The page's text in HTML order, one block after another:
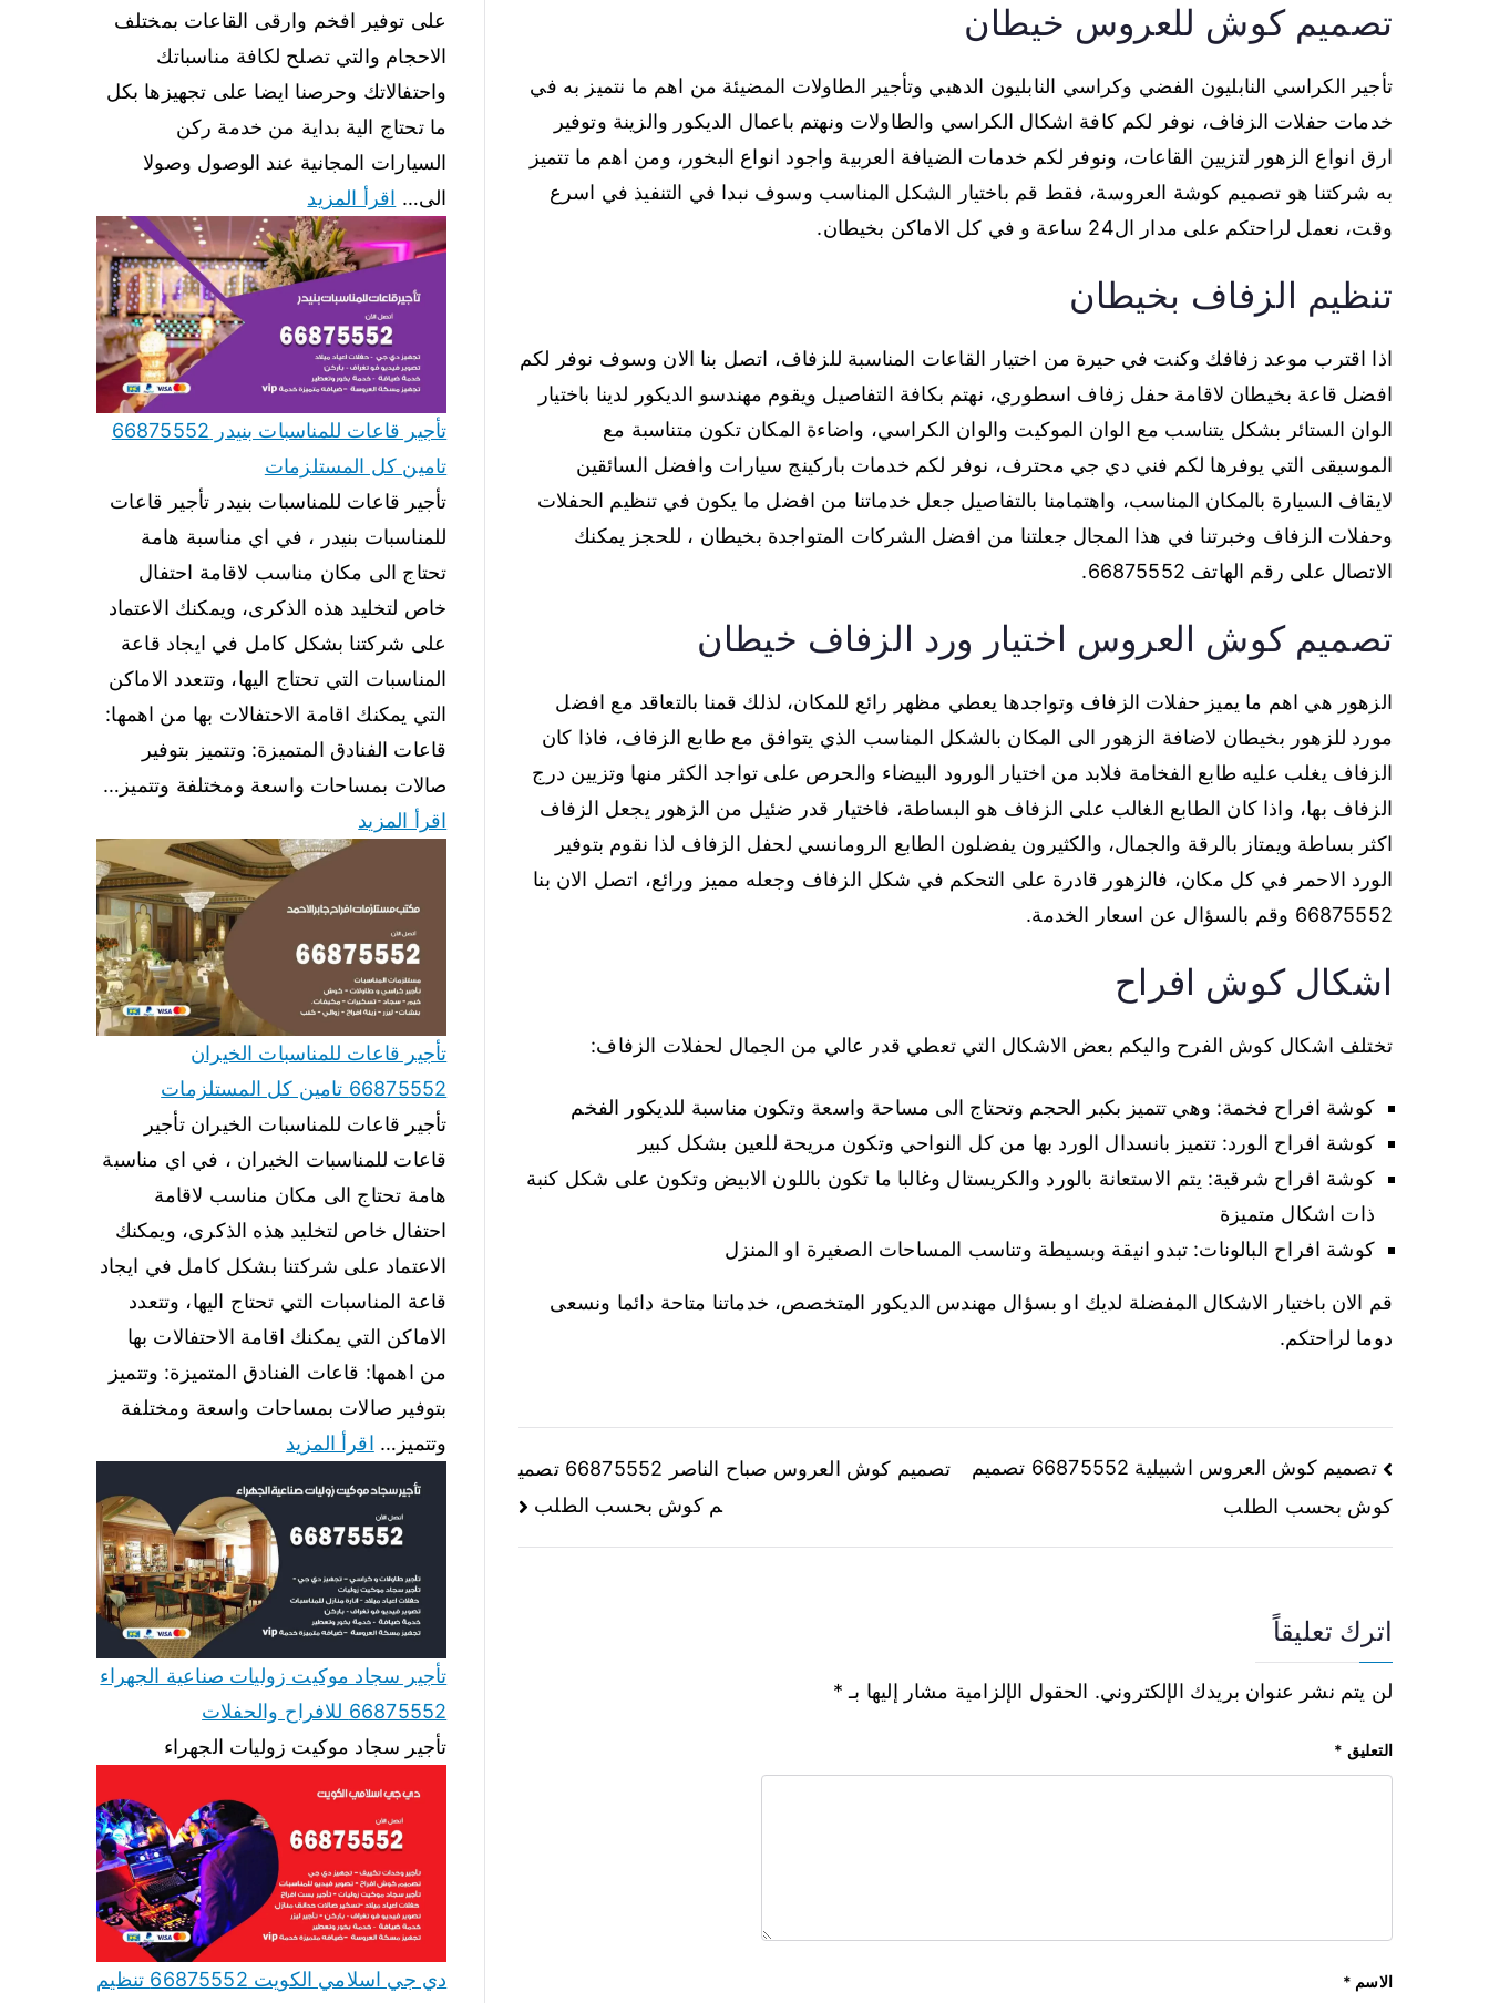
تصميم كوش للعروس خيطان
تأجير الكراسي النابليون الفضي وكراسي النابليون الدهبي وتأجير الطاولات المضيئة من اهم ما نتميز به في
خدمات حفلات الزفاف، نوفر لكم كافة اشكال الكراسي والطاولات ونهتم باعمال الديكور والزينة وتوفير
ارق انواع الزهور لتزيين القاعات، ونوفر لكم خدمات الضيافة العربية واجود انواع البخور، ومن اهم ما تتميز
به شركتنا هو تصميم كوشة العروسة، فقط قم باختيار الشكل المناسب وسوف نبدا في التنفيذ في اسرع
وقت، نعمل لراحتكم على مدار ال24 ساعة و في كل الاماكن بخيطان.
تنظيم الزفاف بخيطان
اذا اقترب موعد زفافك وكنت في حيرة من اختيار القاعات المناسبة للزفاف، اتصل بنا الان وسوف نوفر لكم
افضل قاعة بخيطان لاقامة حفل زفاف اسطوري، نهتم بكافة التفاصيل ويقوم مهندسو الديكور لدينا باختيار
الوان الستائر بشكل يتناسب مع الوان الموكيت والوان الكراسي، واضاءة المكان تكون متناسبة مع
الموسيقى التي يوفرها لكم فني دي جي محترف، نوفر لكم خدمات باركينج سيارات وافضل السائقين
لايقاف السيارة بالمكان المناسب، واهتمامنا بالتفاصيل جعل خدماتنا من افضل ما يكون في تنظيم الحفلات
وحفلات الزفاف وخبرتنا في هذا المجال جعلتنا من افضل الشركات المتواجدة بخيطان ، للحجز يمكنك
الاتصال على رقم الهاتف 66875552.
تصميم كوش العروس اختيار ورد الزفاف خيطان
الزهور هي اهم ما يميز حفلات الزفاف وتواجدها يعطي مظهر رائع للمكان، لذلك قمنا بالتعاقد مع افضل
مورد للزهور بخيطان لاضافة الزهور الى المكان بالشكل المناسب الذي يتوافق مع طابع الزفاف، فاذا كان
الزفاف يغلب عليه طابع الفخامة فلابد من اختيار الورود البيضاء والحرص على تواجد الكثر منها وتزيين درج
الزفاف بها، واذا كان الطابع الغالب على الزفاف هو البساطة، فاختيار قدر ضئيل من الزهور يجعل الزفاف
اكثر بساطة ويمتاز بالرقة والجمال، والكثيرون يفضلون الطابع الرومانسي لحفل الزفاف لذا نقوم بتوفير
الورد الاحمر في كل مكان، فالزهور قادرة على التحكم في شكل الزفاف وجعله مميز ورائع، اتصل الان بنا
66875552 وقم بالسؤال عن اسعار الخدمة.
اشكال كوش افراح
تختلف اشكال كوش الفرح واليكم بعض الاشكال التي تعطي قدر عالي من الجمال لحفلات الزفاف:
كوشة افراح فخمة: وهي تتميز بكبر الحجم وتحتاج الى مساحة واسعة وتكون مناسبة للديكور الفخم
كوشة افراح الورد: تتميز بانسدال الورد بها من كل النواحي وتكون مريحة للعين بشكل كبير
كوشة افراح شرقية: يتم الاستعانة بالورد والكريستال وغالبا ما تكون باللون الابيض وتكون على شكل كنبة
ذات اشكال متميزة
كوشة افراح البالونات: تبدو انيقة وبسيطة وتناسب المساحات الصغيرة او المنزل
قم الان باختيار الاشكال المفضلة لديك او بسؤال مهندس الديكور المتخصص، خدماتنا متاحة دائما ونسعى
دوما لراحتكم.
تصميم كوش العروس اشبيلية 66875552 تصميم
كوش بحسب الطلب
تصميم كوش العروس صباح الناصر 66875552 تصمي
م كوش بحسب الطلب
اترك تعليقاً
لن يتم نشر عنوان بريدك الإلكتروني. الحقول الإلزامية مشار إليها بـ *
التعليق *
الاسم *
على توفير افخم وارقى القاعات بمختلف
الاحجام والتي تصلح لكافة مناسباتك
واحتفالاتك وحرصنا ايضا على تجهيزها بكل
ما تحتاج الية بداية من خدمة ركن
السيارات المجانية عند الوصول وصولا
الى… اقرأ المزيد
تأجير قاعات للمناسبات بنيدر 66875552
تامين كل المستلزمات
تأجير قاعات للمناسبات بنيدر تأجير قاعات
للمناسبات بنيدر ، في اي مناسبة هامة
تحتاج الى مكان مناسب لاقامة احتفال
خاص لتخليد هذه الذكرى، ويمكنك الاعتماد
على شركتنا بشكل كامل في ايجاد قاعة
المناسبات التي تحتاج اليها، وتتعدد الاماكن
التي يمكنك اقامة الاحتفالات بها من اهمها:
قاعات الفنادق المتميزة: وتتميز بتوفير
صالات بمساحات واسعة ومختلفة وتتميز…
اقرأ المزيد
تأجير قاعات للمناسبات الخيران
66875552 تامين كل المستلزمات
تأجير قاعات للمناسبات الخيران تأجير
قاعات للمناسبات الخيران ، في اي مناسبة
هامة تحتاج الى مكان مناسب لاقامة
احتفال خاص لتخليد هذه الذكرى، ويمكنك
الاعتماد على شركتنا بشكل كامل في ايجاد
قاعة المناسبات التي تحتاج اليها، وتتعدد
الاماكن التي يمكنك اقامة الاحتفالات بها
من اهمها: قاعات الفنادق المتميزة: وتتميز
بتوفير صالات بمساحات واسعة ومختلفة
وتتميز… اقرأ المزيد
تأجير سجاد موكيت زوليات صناعية الجهراء
66875552 للافراح والحفلات
تأجير سجاد موكيت زوليات الجهراء
دي جي اسلامي الكويت 66875552 تنظيم